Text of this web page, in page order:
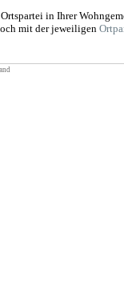
in Ihrer
mit der je­wei­li­gen